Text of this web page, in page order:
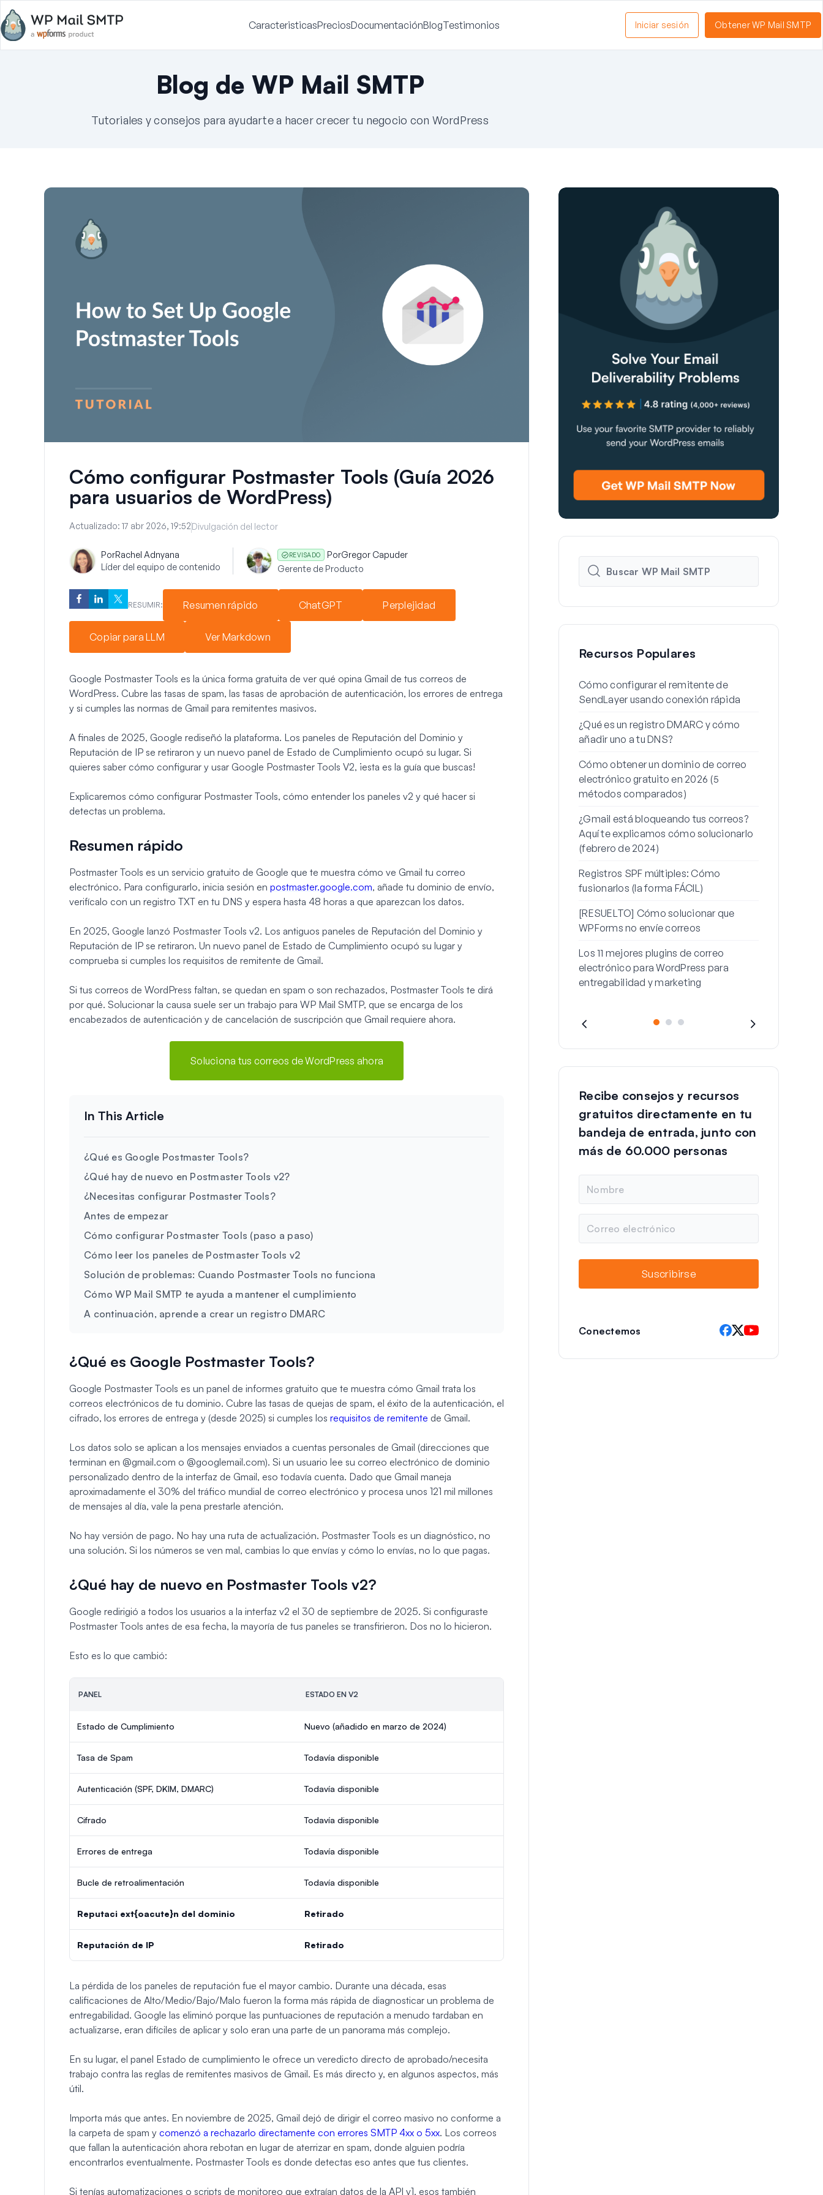
CaracteristicasPreciosDocumentaciónBlogTestimonios Iniciar sesión Obtener WP Mail SMTP
Blog de WP Mail SMTP
Tutoriales y consejos para ayudarte a hacer crecer tu negocio con WordPress
Cómo configurar Postmaster Tools (Guía 2026
para usuarios de WordPress)
Actualizado: 17 abr 2026, 19:52Divulgación del lector
PorRachel Adnyana
Líder del equipo de contenido
REVISADO PorGregor Capuder
Gerente de Producto
RESUMIR: Resumen rápido ChatGPT Perplejidad
Copiar para LLM Ver Markdown
Google Postmaster Tools es la única forma gratuita de ver qué opina Gmail de tus correos de
WordPress. Cubre las tasas de spam, las tasas de aprobación de autenticación, los errores de entrega
y si cumples las normas de Gmail para remitentes masivos.
A finales de 2025, Google rediseñó la plataforma. Los paneles de Reputación del Dominio y
Reputación de IP se retiraron y un nuevo panel de Estado de Cumplimiento ocupó su lugar. Si
quieres saber cómo configurar y usar Google Postmaster Tools V2, ¡esta es la guía que buscas!
Explicaremos cómo configurar Postmaster Tools, cómo entender los paneles v2 y qué hacer si
detectas un problema.
Resumen rápido
Postmaster Tools es un servicio gratuito de Google que te muestra cómo ve Gmail tu correo
electrónico. Para configurarlo, inicia sesión en postmaster.google.com, añade tu dominio de envío,
verifícalo con un registro TXT en tu DNS y espera hasta 48 horas a que aparezcan los datos.
En 2025, Google lanzó Postmaster Tools v2. Los antiguos paneles de Reputación del Dominio y
Reputación de IP se retiraron. Un nuevo panel de Estado de Cumplimiento ocupó su lugar y
comprueba si cumples los requisitos de remitente de Gmail.
Si tus correos de WordPress faltan, se quedan en spam o son rechazados, Postmaster Tools te dirá
por qué. Solucionar la causa suele ser un trabajo para WP Mail SMTP, que se encarga de los
encabezados de autenticación y de cancelación de suscripción que Gmail requiere ahora.
Soluciona tus correos de WordPress ahora
¿Qué es Google Postmaster Tools?
¿Qué hay de nuevo en Postmaster Tools v2?
¿Necesitas configurar Postmaster Tools?
Antes de empezar
Cómo configurar Postmaster Tools (paso a paso)
Cómo leer los paneles de Postmaster Tools v2
Solución de problemas: Cuando Postmaster Tools no funciona
Cómo WP Mail SMTP te ayuda a mantener el cumplimiento
A continuación, aprende a crear un registro DMARC
¿Qué es Google Postmaster Tools?
Google Postmaster Tools es un panel de informes gratuito que te muestra cómo Gmail trata los
correos electrónicos de tu dominio. Cubre las tasas de quejas de spam, el éxito de la autenticación, el
cifrado, los errores de entrega y (desde 2025) si cumples los requisitos de remitente de Gmail.
Los datos solo se aplican a los mensajes enviados a cuentas personales de Gmail (direcciones que
terminan en @gmail.com o @googlemail.com). Si un usuario lee su correo electrónico de dominio
personalizado dentro de la interfaz de Gmail, eso todavía cuenta. Dado que Gmail maneja
aproximadamente el 30% del tráfico mundial de correo electrónico y procesa unos 121 mil millones
de mensajes al día, vale la pena prestarle atención.
No hay versión de pago. No hay una ruta de actualización. Postmaster Tools es un diagnóstico, no
una solución. Si los números se ven mal, cambias lo que envías y cómo lo envías, no lo que pagas.
¿Qué hay de nuevo en Postmaster Tools v2?
Google redirigió a todos los usuarios a la interfaz v2 el 30 de septiembre de 2025. Si configuraste
Postmaster Tools antes de esa fecha, la mayoría de tus paneles se transfirieron. Dos no lo hicieron.
Esto es lo que cambió:
PANEL ESTADO EN V2
Estado de Cumplimiento Nuevo (añadido en marzo de 2024)
Tasa de Spam Todavía disponible
Autenticación (SPF, DKIM, DMARC) Todavía disponible
Cifrado Todavía disponible
Errores de entrega Todavía disponible
Bucle de retroalimentación Todavía disponible
Reputaci ext{oacute}n del dominio Retirado
Reputación de IP Retirado
La pérdida de los paneles de reputación fue el mayor cambio. Durante una década, esas
calificaciones de Alto/Medio/Bajo/Malo fueron la forma más rápida de diagnosticar un problema de
entregabilidad. Google las eliminó porque las puntuaciones de reputación a menudo tardaban en
actualizarse, eran difíciles de aplicar y solo eran una parte de un panorama más complejo.
En su lugar, el panel Estado de cumplimiento le ofrece un veredicto directo de aprobado/necesita
trabajo contra las reglas de remitentes masivos de Gmail. Es más directo y, en algunos aspectos, más
útil.
Importa más que antes. En noviembre de 2025, Gmail dejó de dirigir el correo masivo no conforme a
la carpeta de spam y comenzó a rechazarlo directamente con errores SMTP 4xx o 5xx. Los correos
que fallan la autenticación ahora rebotan en lugar de aterrizar en spam, donde alguien podría
encontrarlos eventualmente. Postmaster Tools es donde detectas eso antes que tus clientes.
Si tenías automatizaciones o scripts de monitoreo que extraían datos de la API v1, esos también
Recursos Populares
Cómo configurar el remitente de
SendLayer usando conexión rápida
¿Qué es un registro DMARC y cómo
añadir uno a tu DNS?
Cómo obtener un dominio de correo
electrónico gratuito en 2026 (5
métodos comparados)
¿Gmail está bloqueando tus correos?
Aquí te explicamos cómo solucionarlo
(febrero de 2024)
Registros SPF múltiples: Cómo
fusionarlos (la forma FÁCIL)
[RESUELTO] Cómo solucionar que
WPForms no envíe correos
Los 11 mejores plugins de correo
electrónico para WordPress para
entregabilidad y marketing
Recibe consejos y recursos
gratuitos directamente en tu
bandeja de entrada, junto con
más de 60.000 personas
m
b
r
e
t
ó
Suscribirse
Conectemos